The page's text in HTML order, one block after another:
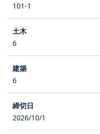
101-1
6
6
2026/10/1